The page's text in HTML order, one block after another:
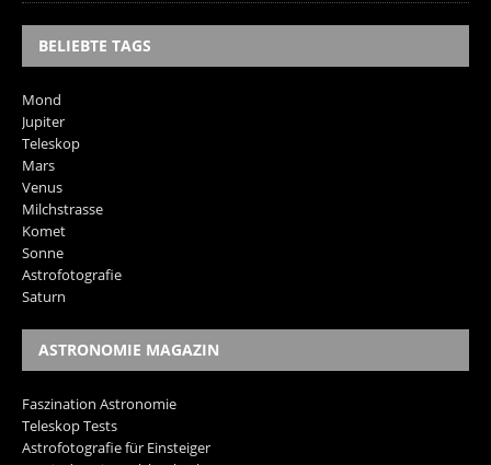
BELIEBTE TAGS
Mond
Jupiter
Teleskop
Mars
Venus
Milchstrasse
Komet
Sonne
Astrofotografie
Saturn
ASTRONOMIE MAGAZIN
Faszination Astronomie
Teleskop Tests
Astrofotografie für Einsteiger